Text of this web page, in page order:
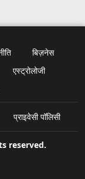
बिज़नेस
एस्ट्रोलोजी
प्राइवेसी पॉलिसी
reserved.